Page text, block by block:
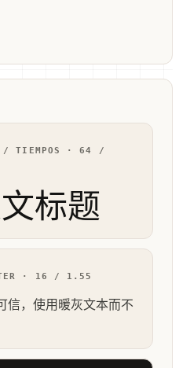
/ TIEMPOS · 64 /
标题
· 16 / 1.55
信，使用暖灰文本而不